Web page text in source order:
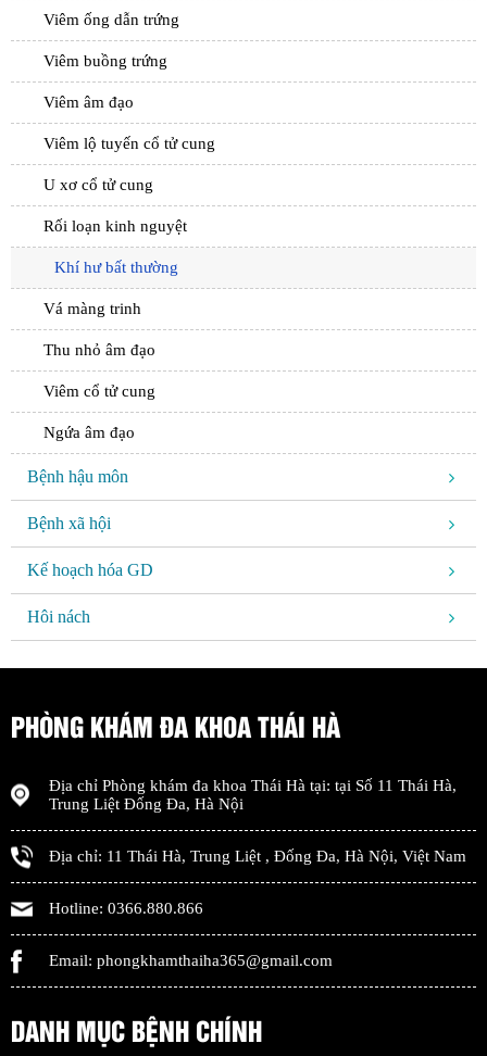
Viêm ống dẫn trứng
Viêm buồng trứng
Viêm âm đạo
Viêm lộ tuyến cổ tử cung
U xơ cổ tử cung
Rối loạn kinh nguyệt
Khí hư bất thường
Vá màng trinh
Thu nhỏ âm đạo
Viêm cổ tử cung
Ngứa âm đạo
Bệnh hậu môn
Bệnh xã hội
Kế hoạch hóa GD
Hôi nách
PHÒNG KHÁM ĐA KHOA THÁI HÀ
Địa chỉ Phòng khám đa khoa Thái Hà tại: tại Số 11 Thái Hà,
Trung Liệt Đống Đa, Hà Nội
Địa chỉ: 11 Thái Hà, Trung Liệt , Đống Đa, Hà Nội, Việt Nam
Hotline: 0366.880.866
Email: phongkhamthaiha365@gmail.com
DANH MỤC BỆNH CHÍNH